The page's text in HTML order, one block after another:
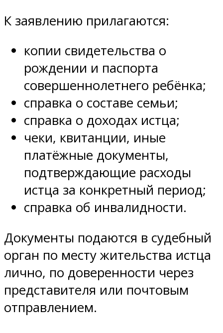
К заявлению прилагаются:
копии свидетельства о
рождении и паспорта
совершеннолетнего ребёнка;
справка о составе семьи;
справка о доходах истца;
чеки, квитанции, иные
платёжные документы,
подтверждающие расходы
истца за конкретный период;
справка об инвалидности.
Документы подаются в судебный
орган по месту жительства истца
лично, по доверенности через
представителя или почтовым
отправлением.